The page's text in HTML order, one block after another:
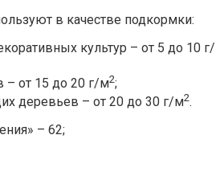
в качестве подкормки:
культур – от 5 до 10 г/
– от 15 до 20 г/м2;
деревьев – от 20 до 30 г/м2.
– 62;